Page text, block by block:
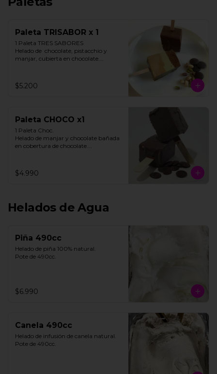
Paleta TRISABOR x 1
1 Paleta TRES SABORES
Helado de  chocolate, pistacchio y
manjar, cubierta en chocolate.
**FOTO REFERENCIAL**
$5.200
Paleta CHOCO x1
1 Paleta Choc.
Helado de manjar y chocolate bañada
en cobertura de chocolate.
$4.990
Helados de Agua
Piña 490cc
Helado de piña 100% natural.
Pote de 490cc.
$6.990
Canela 490cc
Helado de infusión de canela natural.
Pote de 490cc.